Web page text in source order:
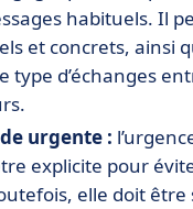
habituels. Il
et concrets, ainsi
type d’échanges
urgente :
explicite pour
elle doit